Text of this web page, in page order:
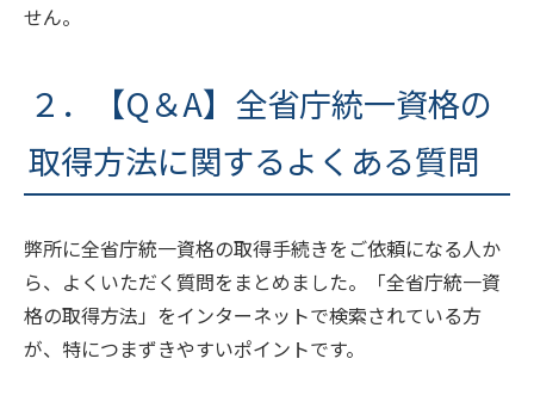
せん。
２．【Q＆A】全省庁統一資格の
取得方法に関するよくある質問
弊所に全省庁統一資格の取得手続きをご依頼になる人か
ら、よくいただく質問をまとめました。「全省庁統一資
格の取得方法」をインターネットで検索されている方
が、特につまずきやすいポイントです。